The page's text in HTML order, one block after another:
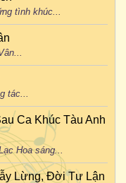
tình khúc...
tác...
Ca Khúc Tàu Anh
Hoa sáng...
Lừng, Đời Tư Lận